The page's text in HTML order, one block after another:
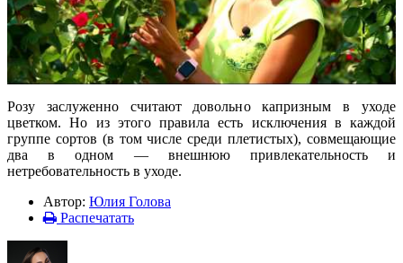
Розу заслуженно считают довольно капризным в уходе
цветком. Но из этого правила есть исключения в каждой
группе сортов (в том числе среди плетистых), совмещающие
два в одном — внешнюю привлекательность и
нетребовательность в уходе.
Автор: Юлия Голова
Распечатать